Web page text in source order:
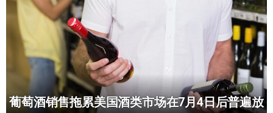
葡萄酒销售拖累美国酒类市场在7月4日后普遍放